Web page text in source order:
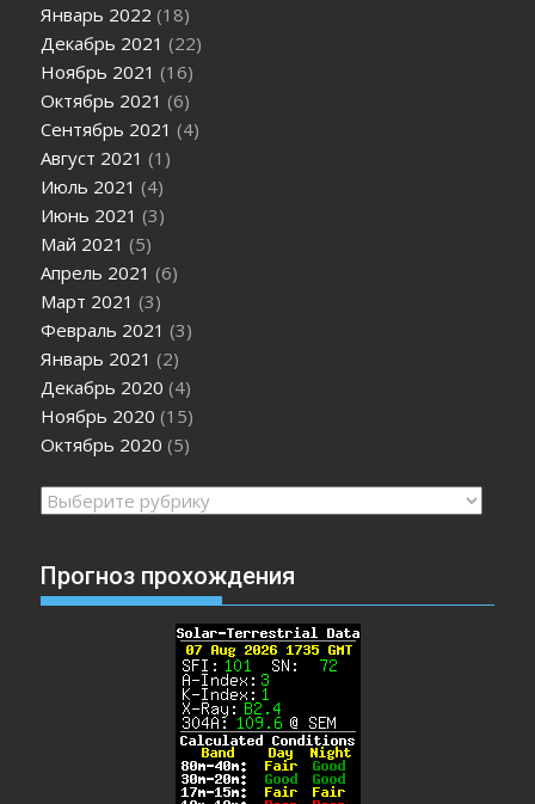
Январь 2022 (18)
Декабрь 2021 (22)
Ноябрь 2021 (16)
Октябрь 2021 (6)
Сентябрь 2021 (4)
Август 2021 (1)
Июль 2021 (4)
Июнь 2021 (3)
Май 2021 (5)
Апрель 2021 (6)
Март 2021 (3)
Февраль 2021 (3)
Январь 2021 (2)
Декабрь 2020 (4)
Ноябрь 2020 (15)
Октябрь 2020 (5)
Рубрики
Прогноз прохождения